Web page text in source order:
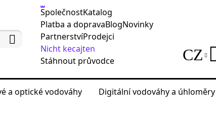
SpolečnostKatalog
Platba a dopravaBlogNovinky
PartnerstvíProdejci
Nicht kecajten
Stáhnout průvodce
CZ
a optické vodováhy Digitální vodováhy a úhloměry
Testery kabelů